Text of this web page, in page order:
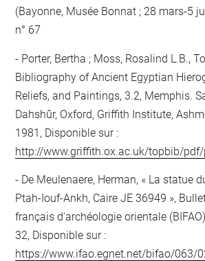
(Bayonne, Musée Bonnat ; 28 mars-5
n° 67
Porter, Bertha ; Moss, Rosalind L.B.,
Bibliography of Ancient Egyptian
Reliefs, and Paintings, 3.2, Memphis.
Dahshûr, Oxford, Griffith Institute,
1981, Disponible sur :
http://www.griffith.ox.ac.uk/topbib/
De Meulenaere, Herman, « La statue
Ptah-Iouf-Ankh, Caire JE 36949 »,
français d'archéologie orientale
32, Disponible sur :
https://www.ifao.egnet.net/bifao/063/